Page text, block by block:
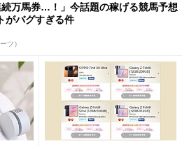
続万馬券…！」今話題の稼げる競馬予想
がバグすぎる件
ツ）